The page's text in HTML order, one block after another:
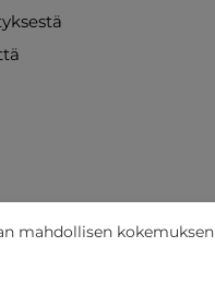
mahdollisen kokemuksen